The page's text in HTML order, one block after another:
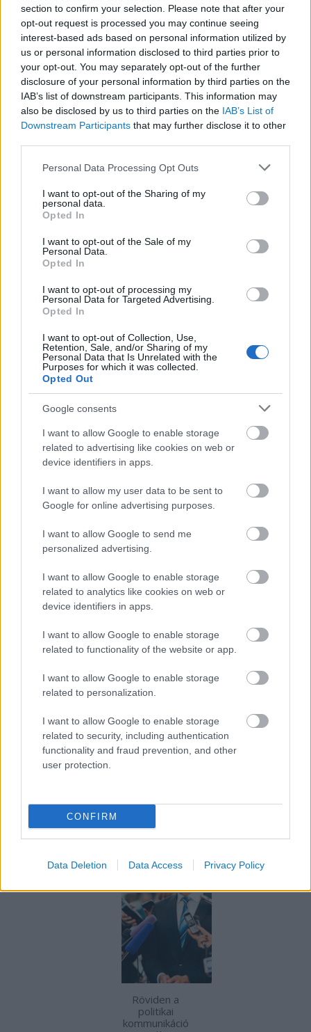
section to confirm your selection. Please note that after your
opt-out request is processed you may continue seeing
interest-based ads based on personal information utilized by
us or personal information disclosed to third parties prior to
your opt-out. You may separately opt-out of the further
disclosure of your personal information by third parties on the
IAB’s list of downstream participants. This information may
also be disclosed by us to third parties on the IAB’s List of
Downstream Participants that may further disclose it to other
Please note that this website/app uses one or more Google
not limited to your visit or usage behaviour. You may click to
grant or deny consent to Google and its third-party tags to
use your data for below specified purposes in below Google
consent section.
Personal Data Processing Opt Outs
I want to opt-out of the Sharing of my
personal data.
Opted In
I want to opt-out of the Sale of my
Personal Data.
Opted In
I want to opt-out of processing my
Personal Data for Targeted Advertising.
Opted In
I want to opt-out of Collection, Use,
Retention, Sale, and/or Sharing of my
Personal Data that Is Unrelated with the
Purposes for which it was collected.
Opted Out
Google consents
I want to allow Google to enable storage
related to advertising like cookies on web or
device identifiers in apps.
I want to allow my user data to be sent to
Google for online advertising purposes.
I want to allow Google to send me
personalized advertising.
I want to allow Google to enable storage
related to analytics like cookies on web or
device identifiers in apps.
I want to allow Google to enable storage
related to functionality of the website or app.
I want to allow Google to enable storage
related to personalization.
I want to allow Google to enable storage
related to security, including authentication
functionality and fraud prevention, and other
user protection.
CONFIRM
Data Deletion Data Access Privacy Policy
Egyrészt, ahogy arról már szó volt, nem sok
ember képes lekötni a nagyközönség figyelmét
50 hosszú epizódon keresztül, ez teljesen
egyedülálló és korszaknyitó pont lehet a rövid
formátumú social media platformoknak. Emiatt
ReesaTeesát kell dicsérni, de az biztos, hogy
valaki megpróbálja majd lemásolni a sikerét és,
következő hónapok fogják megmutatni.
Annyi biztos, hogy a jelenlegi
tartalomgyártóknak mindenképp oda kell majd
figyelni a trendek változására. Az aktuális
kedvencek rapid gyorsasággal változnak,
nehéz kiszűrni mi is az a vonal ami sikert
hozhat hosszú távon. Amikor azonban ilyen
jellegű számokról beszélünk, akkor biztosra
vehetjük, hogy érdemes figyelemmel kísérni a
történéseket, hiszen akár a most ismert
tartalomgyártás teljes átalakulásáról is
beszélhetünk. Bárhogy is legyen, mi izgatottan
várjuk!
AJÁNLOTT BEJEGYZÉSEK:
Lenzsér
Index videósa
A
dezinformáció
Röviden a
politikai
kommunikáció